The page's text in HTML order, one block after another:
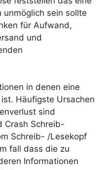
sein sollte
für Aufwand,
und
in denen eine
Häufigste Ursachen
sind
Crash Schreib-
Schreib- /Lesekopf
fall dass die zu
Informationen